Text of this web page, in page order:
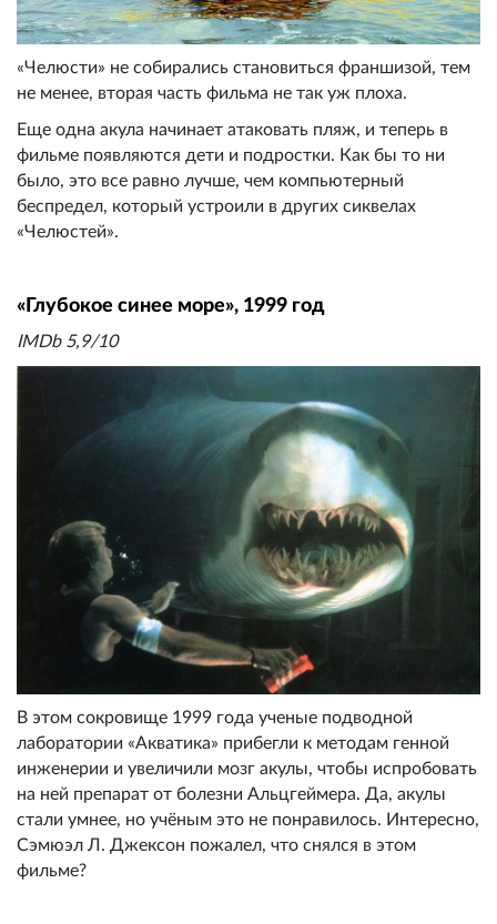
«Челюсти» не собирались становиться франшизой, тем
не менее, вторая часть фильма не так уж плоха.
Еще одна акула начинает атаковать пляж, и теперь в
фильме появляются дети и подростки. Как бы то ни
было, это все равно лучше, чем компьютерный
беспредел, который устроили в других сиквелах
«Челюстей».
«Глубокое синее море», 1999 год
IMDb 5,9/10
В этом сокровище 1999 года ученые подводной
лаборатории «Акватикa» прибегли к методам генной
инженерии и увеличили мозг акулы, чтобы испробовать
на ней препарат от болезни Альцгеймера. Да, акулы
стали умнее, но учёным это не понравилось. Интересно,
Сэмюэл Л. Джексон пожалел, что снялся в этом
фильме?